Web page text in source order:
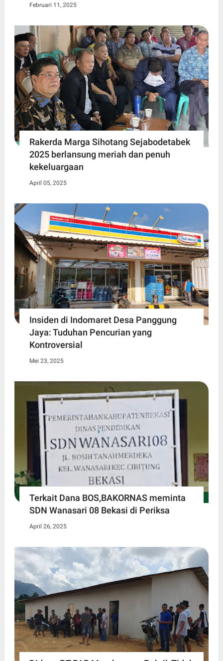
Februari 11, 2025
Rakerda Marga Sihotang Sejabodetabek
2025 berlansung meriah dan penuh
kekeluargaan
April 05, 2025
Insiden di Indomaret Desa Panggung
Jaya: Tuduhan Pencurian yang
Kontroversial
Mei 23, 2025
Terkait Dana BOS,BAKORNAS meminta
SDN Wanasari 08 Bekasi di Periksa
April 26, 2025